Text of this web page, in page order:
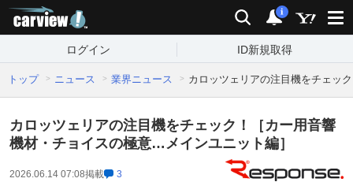
検索 通知
i
ログイン ID新規取得
トップ ニュース 業界ニュース カロッツェリアの注目機をチェッ
カロッツェリアの注目機をチェック！［カー用音響
機材・チョイスの極意…メインユニット編］
2026.06.14 07:08掲載 3